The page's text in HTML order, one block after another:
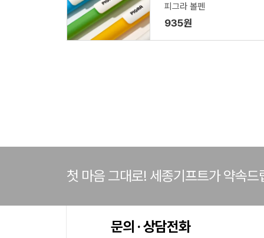
피그라 볼펜
935원
첫 마음 그대로! 세종기프트가 약속드
문의 · 상담전화